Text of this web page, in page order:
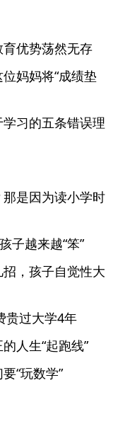
优势荡然无存
妈妈将“成绩垫
习的五条错误理
是因为读小学时
子越来越“笨”
，孩子自觉性大
贵过大学4年
人生“起跑线”
“玩数学”